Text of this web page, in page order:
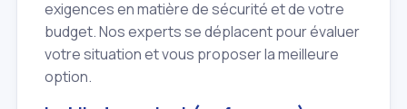
exigences en matière de sécurité et de votre
budget. Nos experts se déplacent pour évaluer
votre situation et vous proposer la meilleure
option.